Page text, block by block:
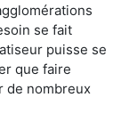
se fait
puisse se
que faire
de nombreux